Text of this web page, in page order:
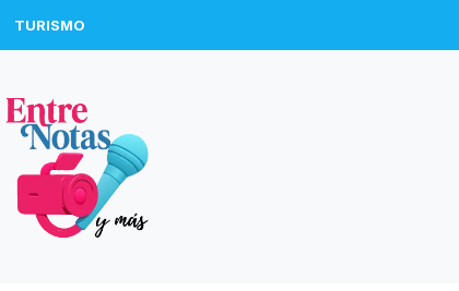
TURISMO